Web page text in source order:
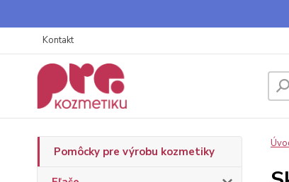
Kontakt
Pomôcky pre výrobu kozmetiky